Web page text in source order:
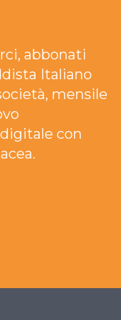
abbonati
Italiano
mensile
con